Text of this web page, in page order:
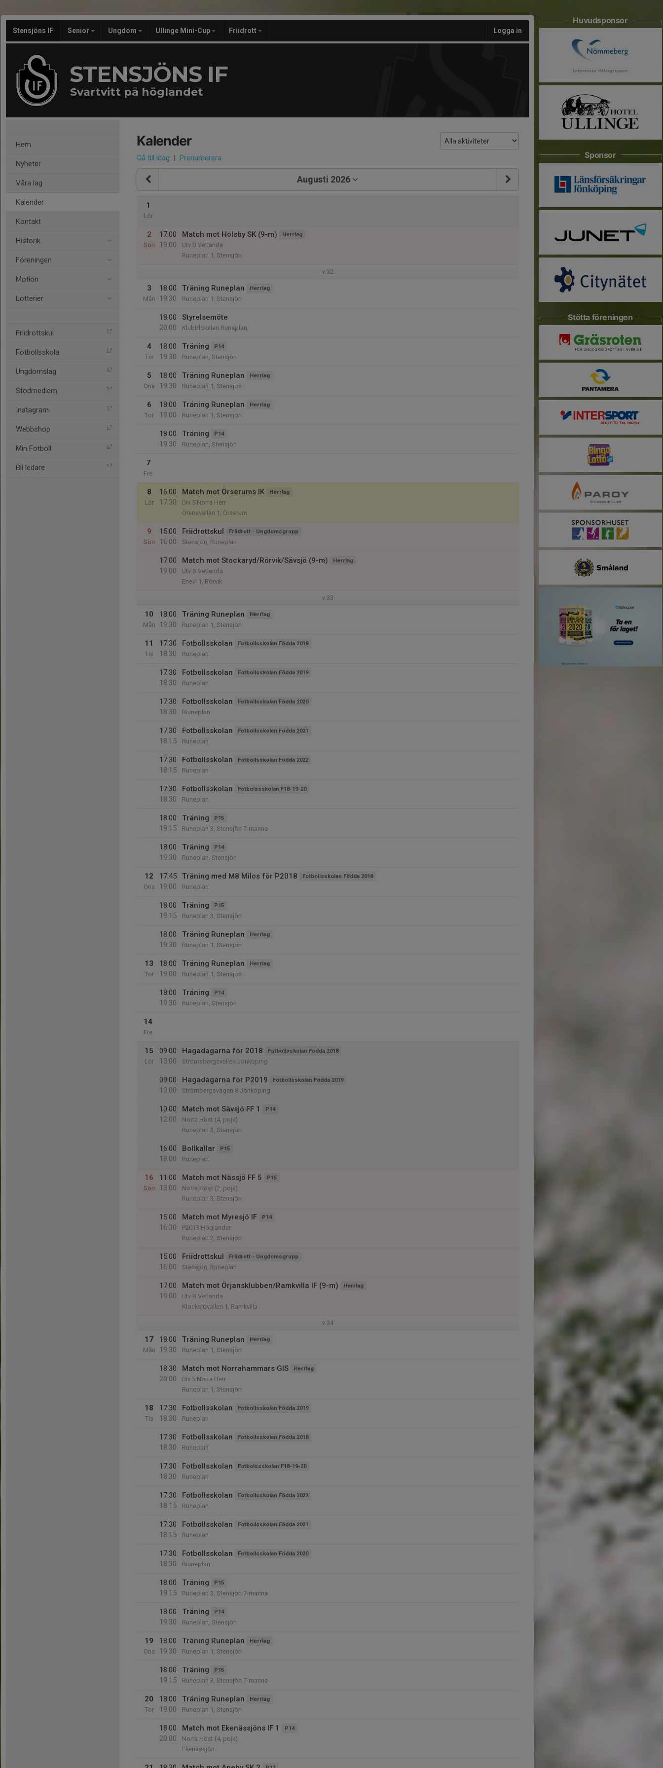
Stensjöns IF Senior Ungdom Ullinge Mini-Cup Friidrott Logga in
STENSJÖNS IF
Svartvitt på höglandet
Hem
Nyheter
Våra lag
Kalender
Kontakt
Historik
Föreningen
Motion
Lotterier
Friidrottskul
Fotbollsskola
Ungdomslag
Stödmedlem
Instagram
Webbshop
Min Fotboll
Bli ledare
Kalender
Gå till idag | Prenumerera
Augusti 2026
1
Lör
2
Sön
17:00
19:00
Match mot Holsby SK (9-m) Herrlag
Utv B Vetlanda
Runeplan 1, Stensjön
v.32
3
Mån
18:00
19:30
Träning Runeplan Herrlag
Runeplan 1, Stensjön
18:00
20:00
Styrelsemöte
Klubblokalen Runeplan
4
Tis
18:00
19:30
Träning P14
Runeplan, Stensjön
5
Ons
18:00
19:30
Träning Runeplan Herrlag
Runeplan 1, Stensjön
6
Tor
18:00
19:00
Träning Runeplan Herrlag
Runeplan 1, Stensjön
18:00
19:30
Träning P14
Runeplan, Stensjön
7
Fre
8
Lör
16:00
17:30
Match mot Örserums IK Herrlag
Div 5 Norra Herr
Örensvallen 1, Örserum
9
Sön
15:00
16:00
Friidrottskul Friidrott - Ungdomsgrupp
Stensjön, Runeplan
17:00
19:00
Match mot Stockaryd/Rörvik/Sävsjö (9-m) Herrlag
Utv B Vetlanda
Enevi 1, Rörvik
v.33
10
Mån
18:00
19:30
Träning Runeplan Herrlag
Runeplan 1, Stensjön
11
Tis
17:30
18:30
Fotbollsskolan Fotbollsskolan Födda 2018
Runeplan
17:30
18:30
Fotbollsskolan Fotbollsskolan Födda 2019
Runeplan
17:30
18:30
Fotbollsskolan Fotbollsskolan Födda 2020
Riuneplan
17:30
18:15
Fotbollsskolan Fotbollsskolan Födda 2021
Runeplan
17:30
18:15
Fotbollsskolan Fotbollsskolan Födda 2022
Runeplan
17:30
18:30
Fotbollsskolan Fotbolssskolan F18-19-20
Runeplan
18:00
19:15
Träning P15
Runeplan 3, Stensjön 7-manna
18:00
19:30
Träning P14
Runeplan, Stensjön
12
Ons
17:45
19:00
Träning med M8 Milos för P2018 Fotbollsskolan Födda 2018
Runeplan
18:00
19:15
Träning P15
Runeplan 3, Stensjön
18:00
19:30
Träning Runeplan Herrlag
Runeplan 1, Stensjön
13
Tor
18:00
19:00
Träning Runeplan Herrlag
Runeplan 1, Stensjön
18:00
19:30
Träning P14
Runeplan, Stensjön
14
Fre
15
Lör
09:00
13:00
Hagadagarna för 2018 Fotbollsskolan Födda 2018
Strömsbergsvallen Jönköping
09:00
13:00
Hagadagarna för P2019 Fotbollsskolan Födda 2019
Strömbergsvägen 8 Jönköping
10:00
12:00
Match mot Sävsjö FF 1 P14
Norra Höst (4, pojk)
Runeplan 3, Stensjön
16:00
18:00
Bollkallar P15
Runeplan
16
Sön
11:00
13:00
Match mot Nässjö FF 5 P15
Norra Höst (2, pojk)
Runeplan 3, Stensjön
15:00
16:30
Match mot Myresjö IF P14
P2013 Höglandet
Runeplan 2, Stensjön
15:00
16:00
Friidrottskul Friidrott - Ungdomsgrupp
Stensjön, Runeplan
17:00
19:00
Match mot Örjansklubben/Ramkvilla IF (9-m) Herrlag
Utv B Vetlanda
Klocksjövallen 1, Ramkvilla
v.34
17
Mån
18:00
19:30
Träning Runeplan Herrlag
Runeplan 1, Stensjön
18:30
20:00
Match mot Norrahammars GIS Herrlag
Div 5 Norra Herr
Runeplan 1, Stensjön
18
Tis
17:30
18:30
Fotbollsskolan Fotbollsskolan Födda 2019
Runeplan
17:30
18:30
Fotbollsskolan Fotbollsskolan Födda 2018
Runeplan
17:30
18:30
Fotbollsskolan Fotbolssskolan F18-19-20
Runeplan
17:30
18:15
Fotbollsskolan Fotbollsskolan Födda 2022
Runeplan
17:30
18:15
Fotbollsskolan Fotbollsskolan Födda 2021
Runeplan
17:30
18:30
Fotbollsskolan Fotbollsskolan Födda 2020
Riuneplan
18:00
19:15
Träning P15
Runeplan 3, Stensjön 7-manna
18:00
19:30
Träning P14
Runeplan, Stensjön
19
Ons
18:00
19:30
Träning Runeplan Herrlag
Runeplan 1, Stensjön
18:00
19:15
Träning P15
Runeplan 3, Stensjön 7-manna
20
Tor
18:00
19:00
Träning Runeplan Herrlag
Runeplan 1, Stensjön
18:00
20:00
Match mot Ekenässjöns IF 1 P14
Norra Höst (4, pojk)
Ekenässjön
Huvudsponsor
Sponsor
Stötta föreningen